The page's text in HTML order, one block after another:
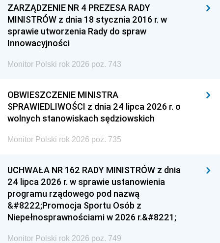
ZARZĄDZENIE NR 4 PREZESA RADY
MINISTRÓW z dnia 18 stycznia 2016 r. w
sprawie utworzenia Rady do spraw
Innowacyjności
Monitor Polski rok 2026 poz. 743
OBWIESZCZENIE MINISTRA
SPRAWIEDLIWOŚCI z dnia 24 lipca 2026 r. o
wolnych stanowiskach sędziowskich
Monitor Polski rok 2026 poz. 735
UCHWAŁA NR 162 RADY MINISTRÓW z dnia
24 lipca 2026 r. w sprawie ustanowienia
programu rządowego pod nazwą
&#8222;Promocja Sportu Osób z
Niepełnosprawnościami w 2026 r.&#8221;
Monitor Polski rok 2026 poz. 749